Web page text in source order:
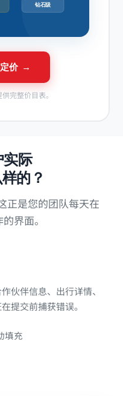
钻石级
价 →
完整价目表。
际
的？
是您的团队每天在
界面。
伙伴信息、出行详情、
提交前捕获错误。
填充